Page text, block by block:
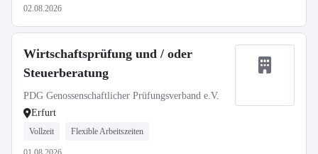
02.08.2026
Wirtschaftsprüfung und / oder
Steuerberatung
PDG Genossenschaftlicher Prüfungsverband e.V.
Erfurt
Vollzeit Flexible Arbeitszeiten